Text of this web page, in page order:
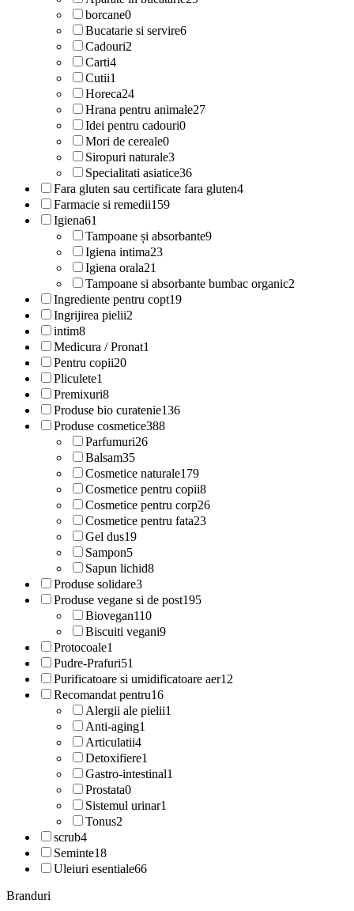
borcane0
Bucatarie si servire6
Cadouri2
Carti4
Cutii1
Horeca24
Hrana pentru animale27
Idei pentru cadouri0
Mori de cereale0
Siropuri naturale3
Specialitati asiatice36
Fara gluten sau certificate fara gluten4
Farmacie si remedii159
Igiena61
Tampoane și absorbante9
Igiena intima23
Igiena orala21
Tampoane si absorbante bumbac organic2
Ingrediente pentru copt19
Ingrijirea pielii2
intim8
Medicura / Pronat1
Pentru copii20
Pliculete1
Premixuri8
Produse bio curatenie136
Produse cosmetice388
Parfumuri26
Balsam35
Cosmetice naturale179
Cosmetice pentru copii8
Cosmetice pentru corp26
Cosmetice pentru fata23
Gel dus19
Sampon5
Sapun lichid8
Produse solidare3
Produse vegane si de post195
Biovegan110
Biscuiti vegani9
Protocoale1
Pudre-Prafuri51
Purificatoare si umidificatoare aer12
Recomandat pentru16
Alergii ale pielii1
Anti-aging1
Articulatii4
Detoxifiere1
Gastro-intestinal1
Prostata0
Sistemul urinar1
Tonus2
scrub4
Seminte18
Uleiuri esentiale66
Branduri